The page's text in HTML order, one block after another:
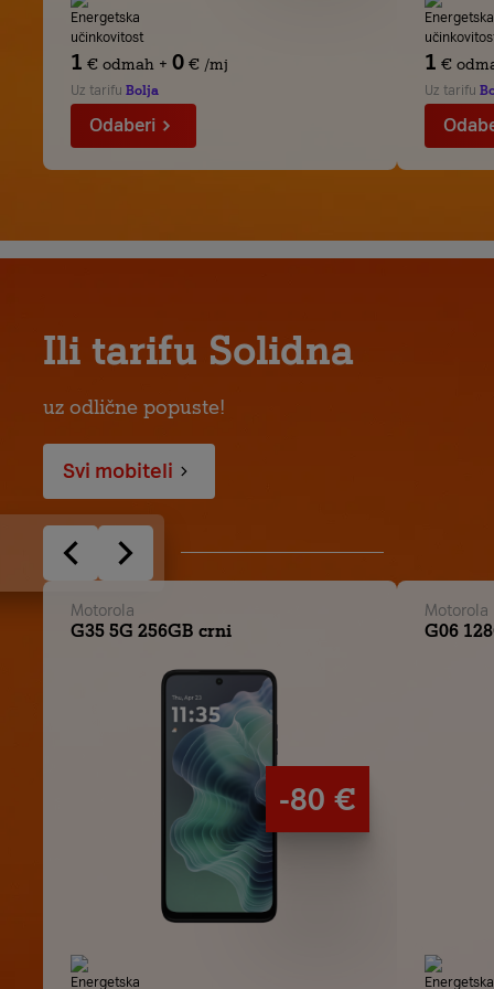
1 € odmah + 0 € /mj
Uz tarifu Bolja
Odaberi
1 €
Uz tarifu
Ili tarifu Solidna
uz odlične popuste!
Svi mobiteli
Motorola
G35 5G 256GB crni
-80 €
Motorola
G06